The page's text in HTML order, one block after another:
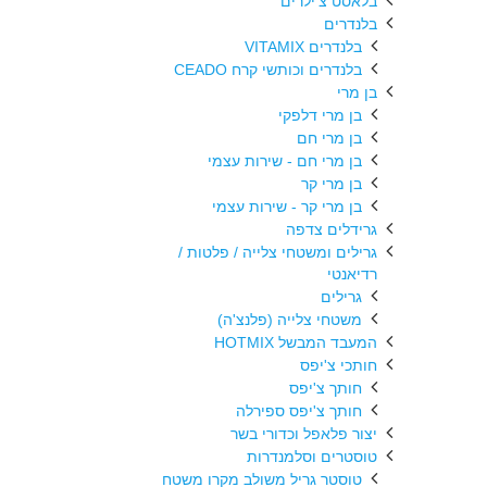
בלנדרים
בלנדרים VITAMIX
בלנדרים וכותשי קרח CEADO
בן מרי
בן מרי דלפקי
בן מרי חם
בן מרי חם - שירות עצמי
בן מרי קר
בן מרי קר - שירות עצמי
גרידלים צדפה
גרילים ומשטחי צלייה / פלטות /
רדיאנטי
גרילים
משטחי צלייה (פלנצ'ה)
המעבד המבשל HOTMIX
חותכי צ'יפס
חותך צ'יפס
חותך צ'יפס ספירלה
יצור פלאפל וכדורי בשר
טוסטרים וסלמנדרות
טוסטר גריל משולב מקרו משטח